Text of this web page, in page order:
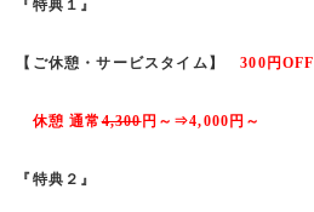
『特典１』
【ご休憩・サービスタイム】 300円OFF
休憩 通常4,300円～⇒4,000円～
『特典２』